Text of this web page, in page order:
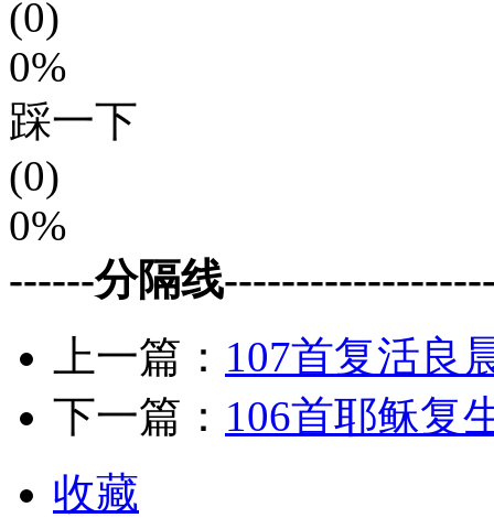
(0)
0%
踩一下
(0)
0%
------分隔线
上一篇： 107首复活良
下一篇： 106首耶稣复
收藏